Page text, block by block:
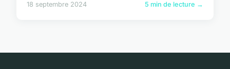
18 septembre 2024 5 min de lecture →